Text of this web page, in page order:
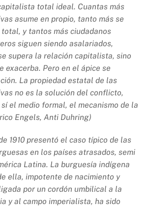
total ideal. Cuantas más
asume en propio, tanto más se
y tantos más ciudadanos
siguen siendo asalariados,
supera la relación capitalista, sino
exacerba. Pero en el ápice se
La propiedad estatal de las
no es la solución del conflicto,
el medio formal, el mecanismo de la
Engels, Anti Duhring)
1910 presentó el caso típico de las
en los países atrasados, semi
Latina. La burguesía indígena
ella, impotente de nacimiento y
por un cordón umbilical a la
y al campo imperialista, ha sido